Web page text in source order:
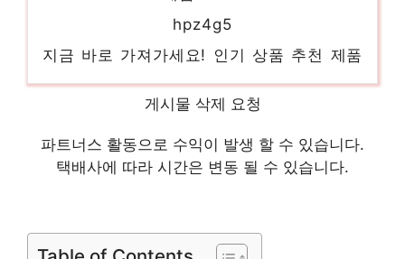
지금 바로 가져가세요! 인기 상품 추천 제품
가상pc
품 2024
제품 2024
게시물 삭제 요청
파트너스 활동으로 수익이 발생 할 수 있습니다.
택배사에 따라 시간은 변동 될 수 있습니다.